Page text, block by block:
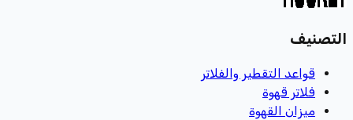
التصنيف
قواعد التقطير والفلاتر
فلاتر قهوة
ميزان القهوة